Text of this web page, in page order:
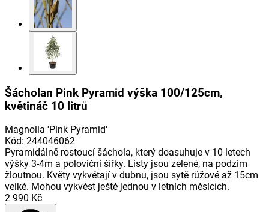
Šácholan Pink Pyramid výška 100/125cm,
květináč 10 litrů
Magnolia 'Pink Pyramid'
Kód: 244046062
Pyramidálně rostoucí šáchola, který doasuhuje v 10 letech
výšky 3-4m a poloviční šířky. Listy jsou zelené, na podzim
žloutnou. Květy vykvétají v dubnu, jsou sytě růžové až 15cm
velké. Mohou vykvést ještě jednou v letních měsících.
2 990 Kč